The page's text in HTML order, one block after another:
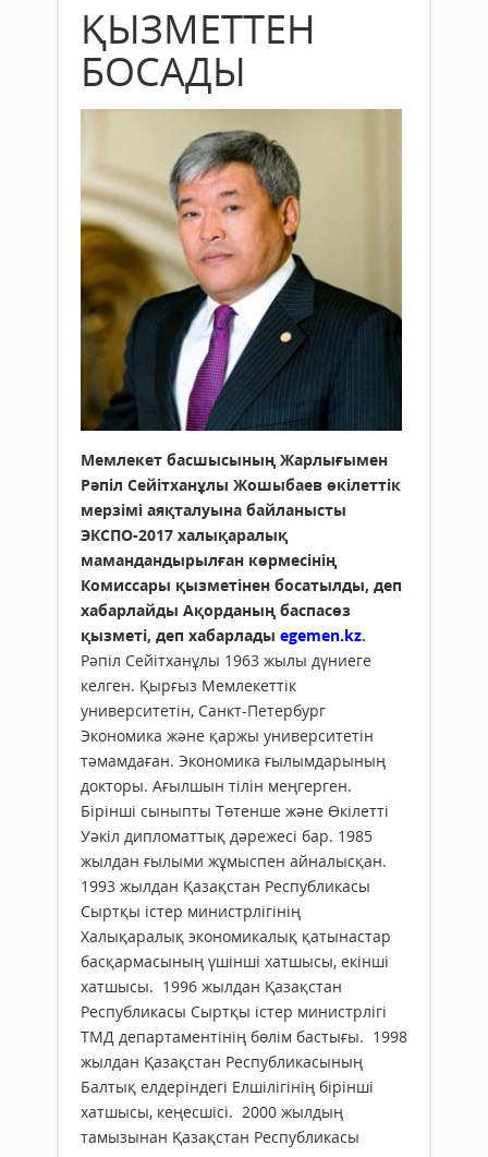
ҚЫЗМЕТТЕН
БОСАДЫ
Мемлекет басшысының Жарлығымен
Рәпіл Сейітханұлы Жошыбаев өкілеттік
мерзімі аяқталуына байланысты
ЭКСПО-2017 халықаралық
мамандандырылған көрмесінің
Комиссары қызметінен босатылды, деп
хабарлайды Ақорданың баспасөз
қызметі, деп хабарлады egemen.kz.
Рәпіл Сейітханұлы 1963 жылы дүниеге
келген. Қырғыз Мемлекеттік
университетін, Санкт-Петербург
Экономика және қаржы университетін
тәмамдаған. Экономика ғылымдарының
докторы. Ағылшын тілін меңгерген.
Бірінші сыныпты Төтенше және Өкілетті
Уәкіл дипломаттық дәрежесі бар. 1985
жылдан ғылыми жұмыспен айналысқан.
1993 жылдан Қазақстан Республикасы
Сыртқы істер министрлігінің
Халықаралық экономикалық қатынастар
басқармасының үшінші хатшысы, екінші
хатшысы. 1996 жылдан Қазақстан
Республикасы Сыртқы істер министрлігі
ТМД департаментінің бөлім бастығы. 1998
жылдан Қазақстан Республикасының
Балтық елдеріндегі Елшілігінің бірінші
хатшысы, кеңесшісі. 2000 жылдың
тамызынан Қазақстан Республикасы